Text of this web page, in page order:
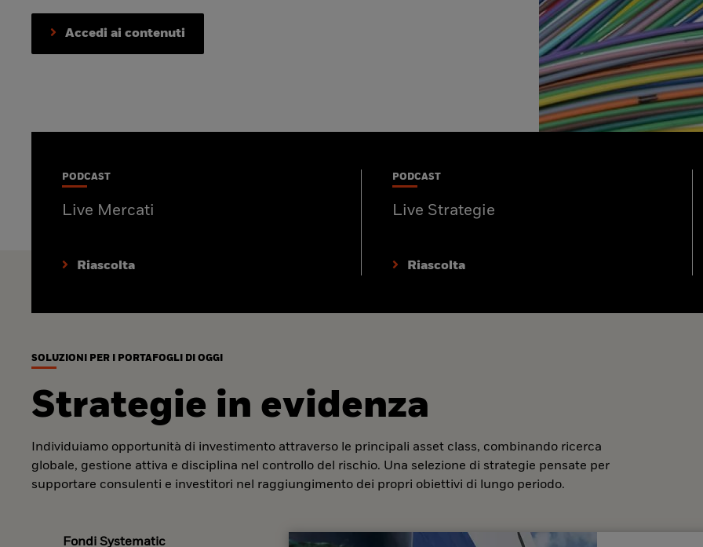
Accedi ai contenuti
PODCAST
Live Mercati
Riascolta
PODCAST
Live Strategie
Riascolta
SOLUZIONI PER I PORTAFOGLI DI OGGI
Strategie in evidenza
Individuiamo opportunità di investimento attraverso le principali asset class, combinando ricerca
globale, gestione attiva e disciplina nel controllo del rischio. Una selezione di strategie pensate per
supportare consulenti e investitori nel raggiungimento dei propri obiettivi di lungo periodo.
Fondi Systematic